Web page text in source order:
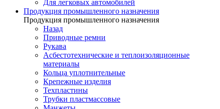
Для легковых автомобилей
Продукция промышленного назначения
Продукция промышленного назначения
Назад
Приводные ремни
Рукава
Асбестотехнические и теплоизоляционные
материалы
Кольца уплотнительные
Крепежные изделия
Техпластины
Трубки пластмассовые